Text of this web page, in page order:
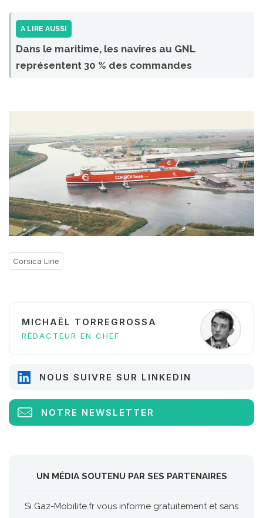
A LIRE AUSSI
Dans le maritime, les navires au GNL
représentent 30 % des commandes
Corsica Line
MICHAËL TORREGROSSA
RÉDACTEUR EN CHEF
NOUS SUIVRE SUR LINKEDIN
NOTRE NEWSLETTER
UN MÉDIA SOUTENU PAR SES PARTENAIRES
Si Gaz-Mobilite.fr vous informe gratuitement et sans